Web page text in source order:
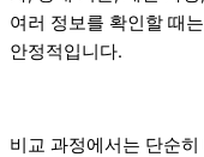
여러 정보를 확인할 때
안정적입니다.
비교 과정에서는 단순